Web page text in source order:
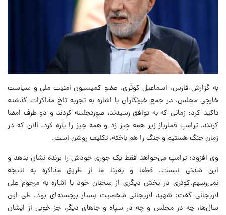
به گزارش فارس، اسماعیل کوثری، عضو کمیسیون امنیت ملی و سیاست
خارجی مجلس، در جمع خبرنگاران با اشاره به تجربه تلخ مذاکرات گذشته
تاکید کرد: زمانی که به توافق رسیدند، صورتجلسه کردند و دو طرف امضا
کردند، ترامپ قمارباز زیر همه چیز زد و همه چیز را پاره کرد. الان که در
زمان جنگ هستیم و جنگ را هم باخته، تکلیف روشن است.
وی افزود: ترامپ می‌خواهد فقط یک جوری خودش را برنده نشان بدهد و
این شدنی نیست. قطعا و یقینا ما از طریق مذاکره به نتیجه
نمی‌رسیم.کوثری در بخش دیگری از سخنان خود با اشاره به مرحوم علی
لاریجانی گفت: شهید لاریجانی شخصیت بسیار برجسته‌ای بود. طی این
سال‌ها، چه در مجلس و چه در سپاه و جاهای دیگر، جز خوبی از ایشان